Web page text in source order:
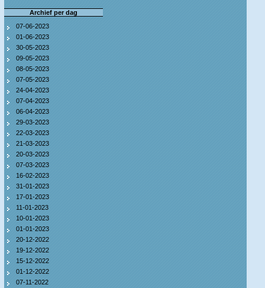
Archief per dag
07-06-2023
01-06-2023
30-05-2023
09-05-2023
08-05-2023
07-05-2023
24-04-2023
07-04-2023
06-04-2023
29-03-2023
22-03-2023
21-03-2023
20-03-2023
07-03-2023
16-02-2023
31-01-2023
17-01-2023
11-01-2023
10-01-2023
01-01-2023
20-12-2022
19-12-2022
15-12-2022
01-12-2022
07-11-2022